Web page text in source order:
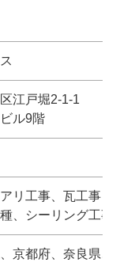
江戸堀2-1-1
ル9階
リ工事、瓦工事（
、シーリング工事
京都府、奈良県、